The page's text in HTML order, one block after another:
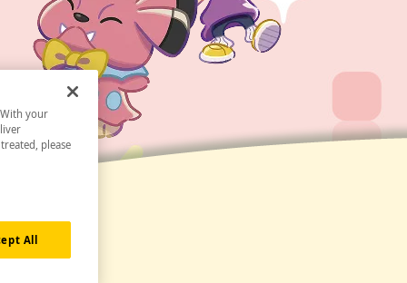
With your
please
All